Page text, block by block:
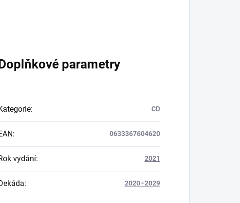
parametry
: CD
: 0633367604620
vydání: 2021
: 2020–2029